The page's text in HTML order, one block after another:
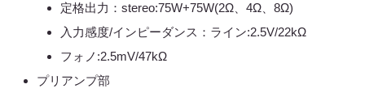
定格出力：stereo:75W+75W(2Ω、4Ω、8Ω)
入力感度/インピーダンス：ライン:2.5V/22kΩ
フォノ:2.5mV/47kΩ
プリアンプ部